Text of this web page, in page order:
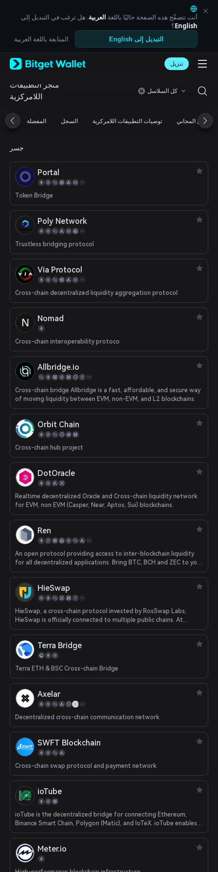
Español (Latinoamérica)
Italiano
Deutsch
简体中文
Português (Portugal)
Bahasa Indonesia
العربية
Español
Português (Brasil)
Español (Argentina)
أنت تتصفّح هذه الصفحة حاليًا باللغة العربية. هل ترغب في التبديل إلى
English؟
التبديل إلى English المتابعة باللغة العربية
تنزيل
متجر التطبيقات
اللامركزية
كل السلاسل
المفضلة السجل توصيات التطبيقات اللامركزية التوزيع المجاني
جسر
Portal
Token Bridge
Poly Network
Trustless bridging protocol
Via Protocol
Cross-chain decentralized liquidity aggregation protocol
Nomad
Cross-chain interoperability protoco
Allbridge.io
Cross-chain bridge Allbridge is a fast, affordable, and secure way
of moving liquidity between EVM, non-EVM, and L2 blockchains.
Orbit Chain
Cross-chain hub project
DotOracle
Realtime decentralized Oracle and Cross-chain liquidity network
for EVM, non EVM (Casper, Near, Aptos, Sui) blockchains.
Ren
An open protocol providing access to inter-blockchain liquidity
for all decentralized applications. Bring BTC, BCH and ZEC to your
Ethereum app.
HieSwap
HieSwap, a cross-chain protocol invested by RosSwap Labs,
HieSwap is officially connected to multiple public chains. At
present, the protocol has realized cross-chain conversion among
OKXChain, Polygon and TRON.
Terra Bridge
Terra ETH & BSC Cross-chain Bridge
Axelar
Decentralized cross-chain communication network
SWFT Blockchain
Cross-chain swap protocol and payment network
ioTube
ioTube is the decentralized bridge for connecting Ethereum,
Binance Smart Chain, Polygon (Matic), and IoTeX. ioTube enables
bi-directional exchange of tokens between IoTeX, Ethereum,
Meter.io